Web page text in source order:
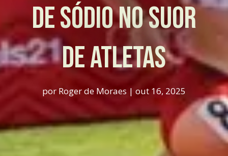
de Sódio no Suor
de atletas
por Roger de Moraes | out 16, 2025